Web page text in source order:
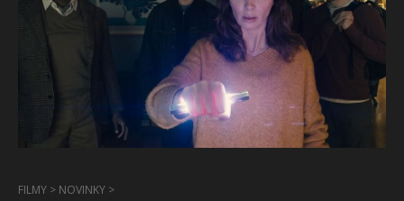
FILMY > NOVINKY >